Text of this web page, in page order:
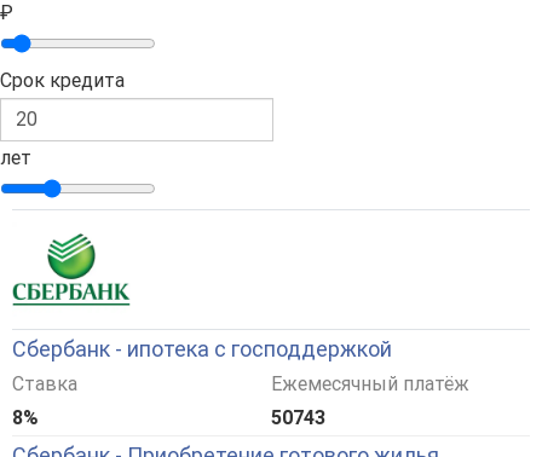
₽
Срок кредита
лет
Сбербанк - ипотека с господдержкой
Ставка
8%
Ежемесячный платёж
50743